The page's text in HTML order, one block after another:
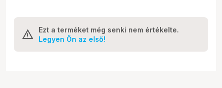
Ezt a terméket még senki nem értékelte.
Legyen Ön az első!